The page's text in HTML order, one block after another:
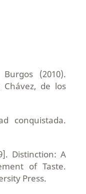
(2010).
de los
conquistada.
Distinction: A
of Taste.
Press.